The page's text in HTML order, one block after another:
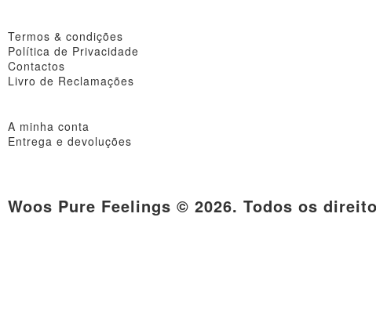
Termos & condições
Política de Privacidade
Contactos
Livro de Reclamações
A minha conta
Entrega e devoluções
Woos Pure Feelings © 2026. Todos os